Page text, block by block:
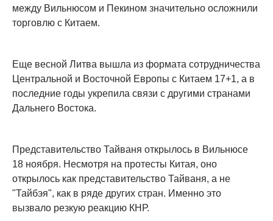
между Вильнюсом и Пекином значительно осложнили
торговлю с Китаем.
Еще весной Литва вышла из формата сотрудничества
Центральной и Восточной Европы с Китаем 17+1, а в
последние годы укрепила связи с другими странами
Дальнего Востока.
Представительство Тайваня открылось в Вильнюсе
18 ноября. Несмотря на протесты Китая, оно
открылось как представительство Тайваня, а не
"Тайбэя", как в ряде других стран. Именно это
вызвало резкую реакцию КНР.